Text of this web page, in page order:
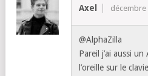
Axel décembre
@AlphaZilla
Pareil j’ai aussi
l’oreille sur le